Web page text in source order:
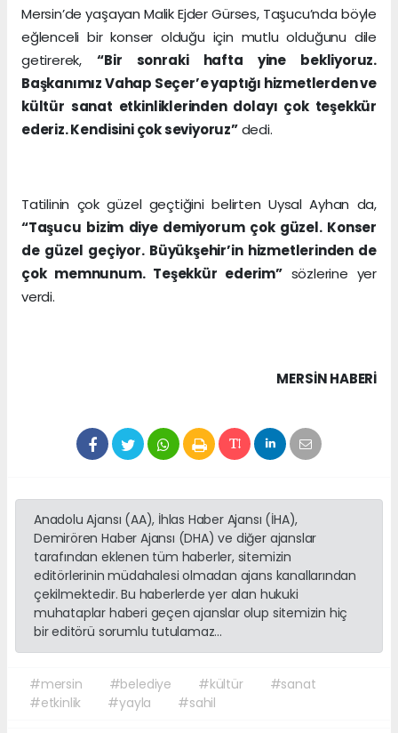
Mersin’de yaşayan Malik Ejder Gürses, Taşucu’nda böyle
eğlenceli bir konser olduğu için mutlu olduğunu dile
getirerek,“Bir sonraki hafta yine bekliyoruz.
Başkanımız Vahap Seçer’e yaptığı hizmetlerden ve
kültür sanat etkinliklerinden dolayı çok teşekkür
ederiz. Kendisini çok seviyoruz”dedi.
Tatilinin çok güzel geçtiğini belirten Uysal Ayhan da,
“Taşucu bizim diye demiyorum çok güzel. Konser
de güzel geçiyor. Büyükşehir’in hizmetlerinden de
çok memnunum. Teşekkür ederim”sözlerine yer
verdi.
MERSIN HABERİ
Anadolu Ajansı (AA), İhlas Haber Ajansı (İHA),
Demirören Haber Ajansı (DHA) ve diğer ajanslar
tarafından eklenen tüm haberler, sitemizin
editörlerinin müdahalesi olmadan ajans kanallarından
çekilmektedir. Bu haberlerde yer alan hukuki
muhataplar haberi geçen ajanslar olup sitemizin hiç
bir editörü sorumlu tutulamaz...
#mersin #belediye #kültür
#sanat
#etkinlik
#yayla #sahil